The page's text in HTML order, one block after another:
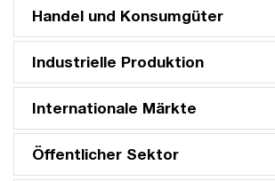
Handel und Konsumgüter
Industrielle Produktion
Internationale Märkte
Öffentlicher Sektor